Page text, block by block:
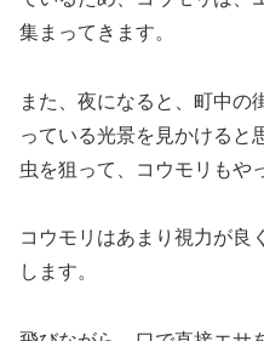
集まってきます。
また、夜になると、町中の
っている光景を見かけると
虫を狙って、コウモリもや
コウモリはあまり視力が良
します。